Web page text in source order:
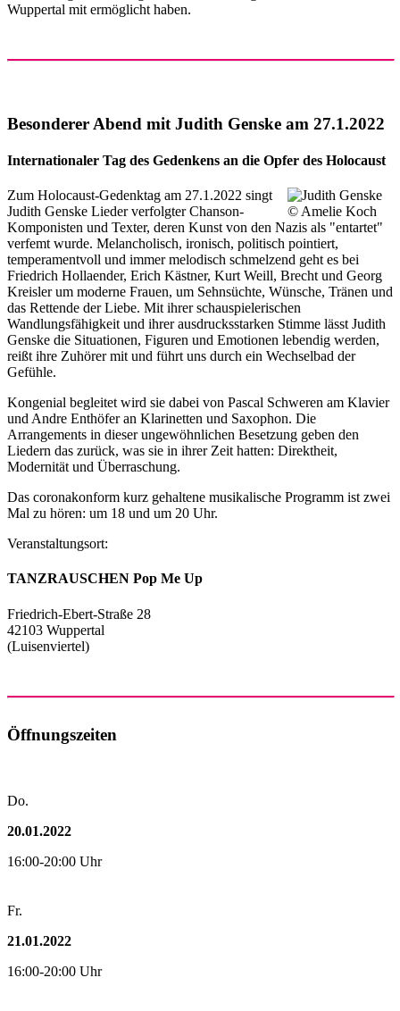
Wuppertal mit ermöglicht haben.
Besonderer Abend mit Judith Genske am 27.1.2022
Internationaler Tag des Gedenkens an die Opfer des Holocaust
Zum Holocaust-Gedenktag am 27.1.2022 singt
Judith Genske Lieder verfolgter Chanson-
Komponisten und Texter, deren Kunst von den Nazis als "entartet"
verfemt wurde. Melancholisch, ironisch, politisch pointiert,
temperamentvoll und immer melodisch schmelzend geht es bei
Friedrich Hollaender, Erich Kästner, Kurt Weill, Brecht und Georg
Kreisler um moderne Frauen, um Sehnsüchte, Wünsche, Tränen und
das Rettende der Liebe. Mit ihrer schauspielerischen
Wandlungsfähigkeit und ihrer ausdrucksstarken Stimme lässt Judith
Genske die Situationen, Figuren und Emotionen lebendig werden,
reißt ihre Zuhörer mit und führt uns durch ein Wechselbad der
Gefühle.
Kongenial begleitet wird sie dabei von Pascal Schweren am Klavier
und Andre Enthöfer an Klarinetten und Saxophon. Die
Arrangements in dieser ungewöhnlichen Besetzung geben den
Liedern das zurück, was sie in ihrer Zeit hatten: Direktheit,
Modernität und Überraschung.
Das coronakonform kurz gehaltene musikalische Programm ist zwei
Mal zu hören: um 18 und um 20 Uhr.
Veranstaltungsort:
TANZRAUSCHEN Pop Me Up
Friedrich-Ebert-Straße 28
42103 Wuppertal
(Luisenviertel)
Öffnungszeiten
Do.
20.01.2022
16:00-20:00 Uhr
Fr.
21.01.2022
16:00-20:00 Uhr